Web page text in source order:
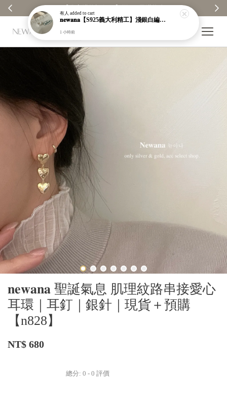
𝐧𝐞𝐰𝐚𝐧𝐚 聖誕氣息 肌理紋路串接愛心
耳環｜耳釘｜銀針｜現貨＋預購
【n828】
NT$ 680
總分: 0 - 0 評價
有人 added to cart
𝐧𝐞𝐰𝐚𝐧𝐚【S925義大利精工】淺銀白編織紋寬版戒指｜粗戒指｜顯白｜開口戒｜現貨＋預購【n919】
1 小時前